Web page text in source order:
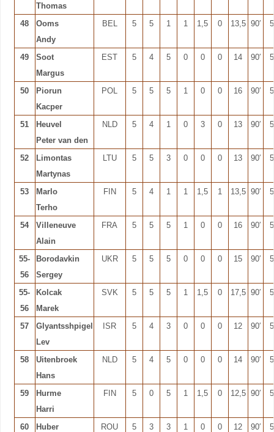
Thomas
48
Ooms
Andy
BEL 5 5 1 1 1,5 0 13,5 90′ 5
49
Soot
Margus
EST 5 4 5 0 0 0 14 90′ 5
50
Piorun
Kacper
POL 5 5 5 1 0 0 16 90′ 5
51
Heuvel
Peter van den
NLD 5 4 1 0 3 0 13 90′ 5
52
Limontas
Martynas
LTU 5 5 3 0 0 0 13 90′ 5
53
Marlo
Terho
FIN 5 4 1 1 1,5 1 13,5 90′ 5
54
Villeneuve
Alain
FRA 5 5 5 1 0 0 16 90′ 5
55-
56
Borodavkin
Sergey
UKR 5 5 5 0 0 0 15 90′ 5
55-
56
Kolcak
Marek
SVK 5 5 5 1 1,5 0 17,5 90′ 5
57
Glyantsshpigel
Lev
ISR 5 4 3 0 0 0 12 90′ 5
58
Uitenbroek
Hans
NLD 5 4 5 0 0 0 14 90′ 5
59
Hurme
Harri
FIN 5 0 5 1 1,5 0 12,5 90′ 5
60
Huber
ROU 5 3 3 1 0 0 12 90′ 5